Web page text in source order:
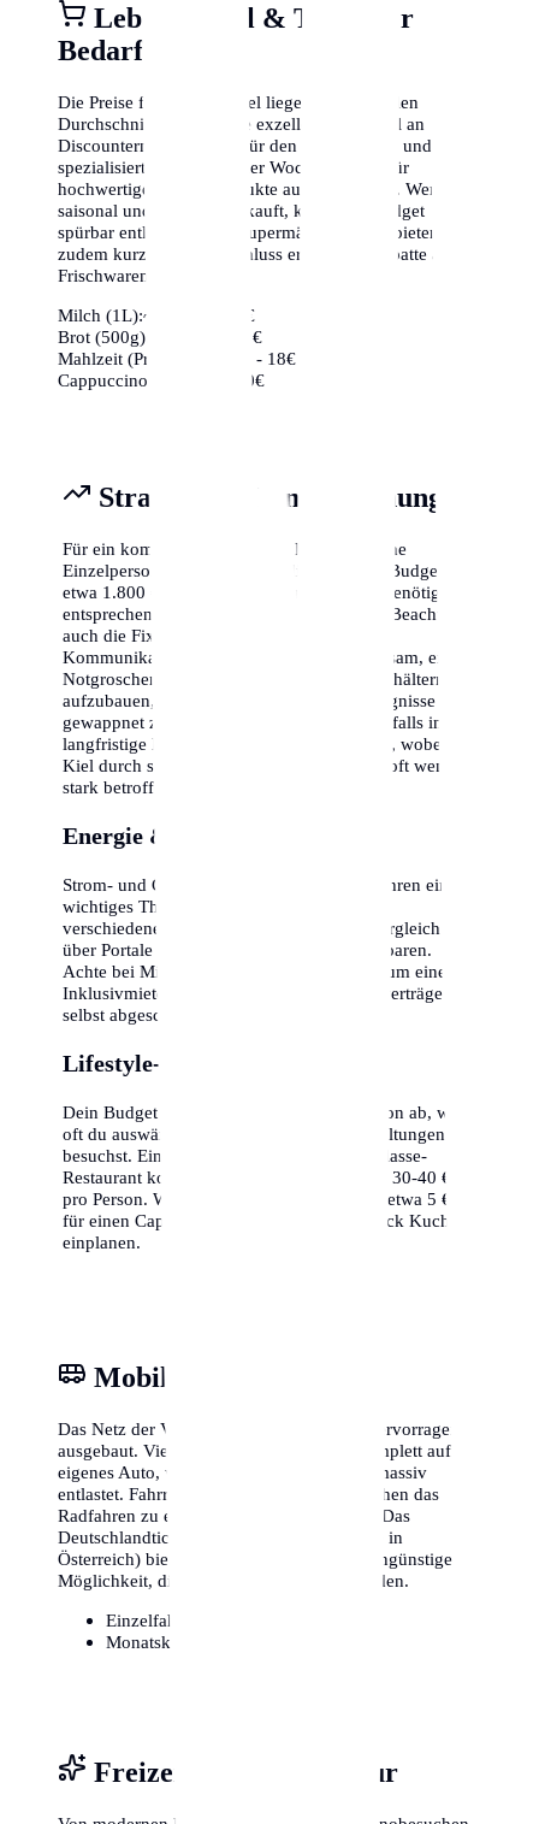
Lebensmittel & Täglicher
Bedarf
Die Preise für Lebensmittel liegen im nationalen
Durchschnitt. Es gibt eine exzellente Auswahl an
Discountern (Aldi, Lidl) für den Grundbedarf und
spezialisierte Bioläden oder Wochenmärkte für
hochwertige frische Produkte aus der Region. Wer
saisonal und regional einkauft, kann sein Budget
spürbar entlasten. Viele Supermärkte in Kiel bieten
zudem kurz vor Ladenschluss erhebliche Rabatte auf
Frischwaren an.
Milch (1L):~1,10€ - 1,40€
Brot (500g):
~2,50€ - 4,00€
Mahlzeit (Preiswert):
~12€ - 18€
Cappuccino:
~3,50€ - 5,00€
Strategische Finanzplanung
Für ein komfortables Leben in Kiel sollte eine
Einzelperson mit einem monatlichen Netto-Budget von
etwa 1.800 € bis 2.500 € planen. Familien benötigen
entsprechend mehr (ca. 3.500 € - 5.000 €). Beachte
auch die Fixkosten für Versicherungen und
Kommunikation (Internet/Handy). Es ist ratsam, einen
Notgroschen von mindestens drei Monatsgehältern
aufzubauen, um für unvorhergesehene Ereignisse
gewappnet zu sein. Die Inflation sollte ebenfalls in die
langfristige Kalkulation einbezogen werden, wobei
Kiel durch seine stabile Wirtschaftsstruktur oft weniger
stark betroffen ist als andere Regionen.
Energie & Nebenkosten
Strom- und Gaspreise sind in den letzten Jahren ein
wichtiges Thema geworden. In Kiel gibt es
verschiedene Anbieter, ein regelmäßiger Vergleich
über Portale kann hunderte Euro pro Jahr sparen.
Achte bei Mietverträgen darauf, ob es sich um eine
Inklusivmiete handelt oder ob alle Energieverträge
selbst abgeschlossen werden müssen.
Lifestyle-Optionen
Dein Budget in Kiel hängt maßgeblich davon ab, wie
oft du auswärts isst oder kulturelle Veranstaltungen
besuchst. Ein Abendessen in einem Mittelklasse-
Restaurant kostet inklusive Getränken etwa 30-40 €
pro Person. Wer gerne in Cafés geht, sollte etwa 5 €
für einen Cappuccino und 6-8 € für ein Stück Kuchen
einplanen.
Mobilität & ÖPNV
Das Netz der Verkehrsbetriebe in Kiel ist hervorragend
ausgebaut. Viele Einwohner verzichten komplett auf ein
eigenes Auto, was das monatliche Budget massiv
entlastet. Fahrradwege sind sicher und machen das
Radfahren zu einer attraktiven Alternative. Das
Deutschlandticket (oder lokale Äquivalente in
Österreich) bietet zudem eine extrem kostengünstige
Möglichkeit, die gesamte Region zu erkunden.
Einzelfahrschein:
Monatskarte / Abo:
Freizeit, Sport & Kultur